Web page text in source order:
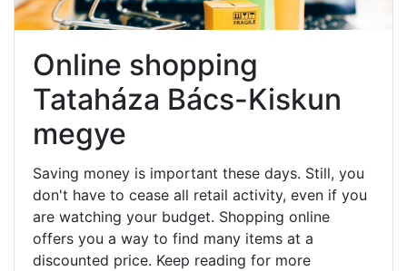
Online shopping
Tataháza Bács-Kiskun
megye
Saving money is important these days. Still, you
don't have to cease all retail activity, even if you
are watching your budget. Shopping online
offers you a way to find many items at a
discounted price. Keep reading for more